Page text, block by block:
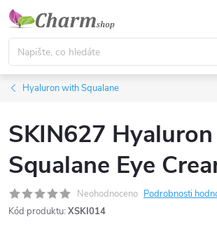
Přejít
obsah
Hyaluron with Squalane
SKIN627
Squalane Eye
Neohodnoceno Podrobnosti
Kód produktu: XSKI014